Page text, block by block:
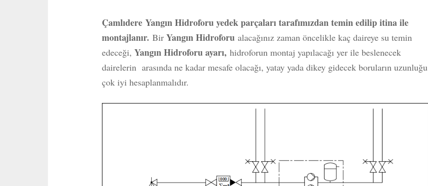
Çamlıdere Yangın Hidroforu yedek parçaları tarafımızdan temin edilip itina ile
montajlanır. Bir Yangın Hidroforu alacağınız zaman öncelikle kaç daireye su temin
edeceği, Yangın Hidroforu ayarı, hidroforun montaj yapılacağı yer ile beslenecek
dairelerin arasında ne kadar mesafe olacağı, yatay yada dikey gidecek boruların uzunluğu
çok iyi hesaplanmalıdır.